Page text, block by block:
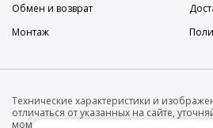
Обмен и возврат
Монтаж
Технические характеристики и
отличаться от указанных на сайте,
момент покупки и оплаты. Вся